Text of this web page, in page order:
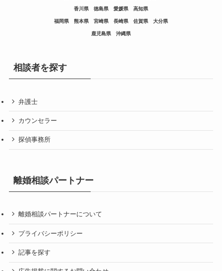
香川県 徳島県 愛媛県 高知県
福岡県 熊本県 宮崎県 長崎県 佐賀県 大分県
鹿児島県 沖縄県
相談者を探す
弁護士
カウンセラー
探偵事務所
離婚相談パートナー
離婚相談パートナーについて
プライバシーポリシー
記事を探す